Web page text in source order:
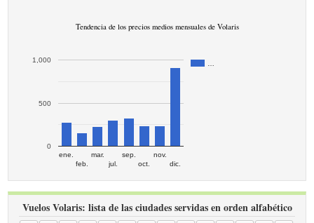
Tendencia de los precios medios mensuales de Volaris
ene.
feb.
mar.
jul.
sep.
oct.
nov.
dic.
0
500
1,000
Vuelos Volaris: lista de las ciudades servidas en orden alfabético